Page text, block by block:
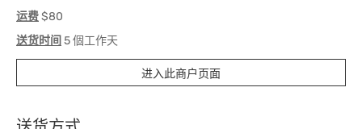
运费$80
送货时间 5 個工作天
进入此商户页面